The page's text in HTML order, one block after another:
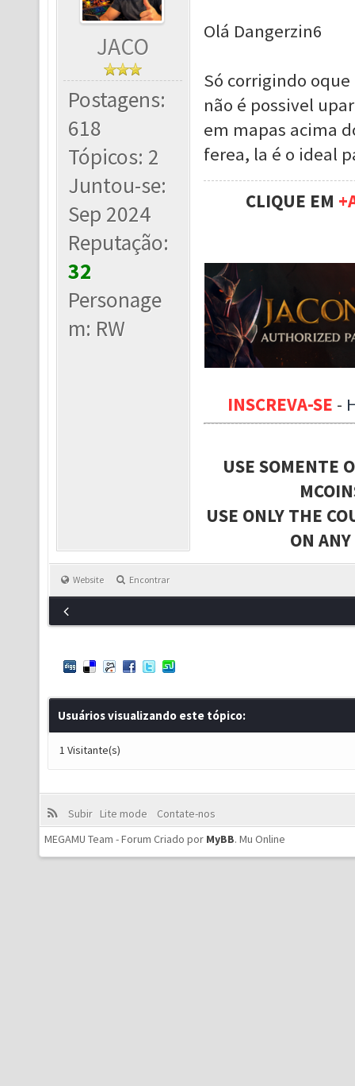
JACO
Postagens:
618
Tópicos: 2
Juntou-se:
Sep 2024
Reputação:
32
Personage
m: RW
Olá Dangerzin6
Só corrigindo
não é possivel
em mapas acima
ferea, la é o ideal
CLIQUE EM
INSCREVA-SE -
USE SOMENTE
USE ONLY THE
ON
Website Encontrar
Usuários visualizando este tópico:
1 Visitante(s)
Subir Lite mode
Contate-nos
MEGAMU Team - Forum Criado por MyBB. Mu Online